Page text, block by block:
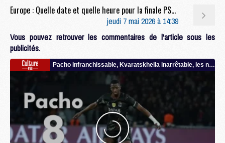
Europe : Quelle date et quelle heure pour la finale PSG/Arsenal ?
jeudi 7 mai 2026 à 14:39
Vous pouvez retrouver les commentaires de l'article sous les
publicités.